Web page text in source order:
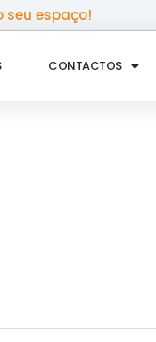
seu espaço!
CONTACTOS